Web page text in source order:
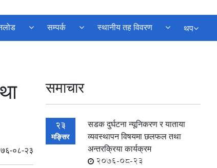
सम्पर्क स्थानीय तह विवरण थप
०८-२३
समाचार
23
मङ्सिर
सडक दुर्घटना न्यूनिकरण र याताया
व्यवस्थापन विषयमा छलफल तथा
अन्तरक्रिया कार्यक्रम
2076-08-23